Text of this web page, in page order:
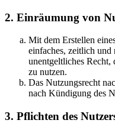
2. Einräumung von
Mit dem Erstellen
einfaches, zeitlich und
unentgeltliches Recht,
zu nutzen.
Das Nutzungsrecht
nach Kündigung des
3. Pflichten des